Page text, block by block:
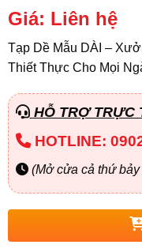
Giá: Liên hệ
Tạp Dề Mẫu DÀI –
Thiết Thực Cho Mọi
HỖ TRỢ TRỰC
HOTLINE:
(Mở cửa cả thứ bảy